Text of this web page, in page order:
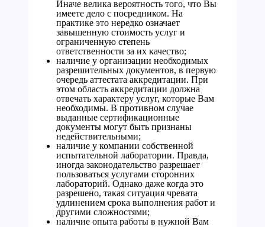
Иначе велика вероятность того, что Вы
имеете дело с посредником. На
практике это нередко означает
завышенную стоимость услуг и
ограниченную степень
ответственности за их качество;
наличие у организации необходимых
разрешительных документов, в первую
очередь аттестата аккредитации. При
этом область аккредитации должна
отвечать характеру услуг, которые Вам
необходимы. В противном случае
выданные сертификационные
документы могут быть признаны
недействительными;
наличие у компании собственной
испытательной лаборатории. Правда,
иногда законодательство разрешает
пользоваться услугами сторонних
лабораторий. Однако даже когда это
разрешено, такая ситуация чревата
удлинением срока выполнения работ и
другими сложностями;
наличие опыта работы в нужной Вам